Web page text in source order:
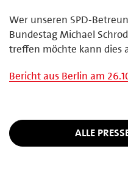
Wer unseren SPD-
Bundestag Michael
treffen möchte kann dies
Bericht aus Berlin am
ALLE